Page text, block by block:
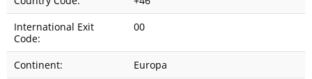
International Exit
Code:
00
Continent:
Europa